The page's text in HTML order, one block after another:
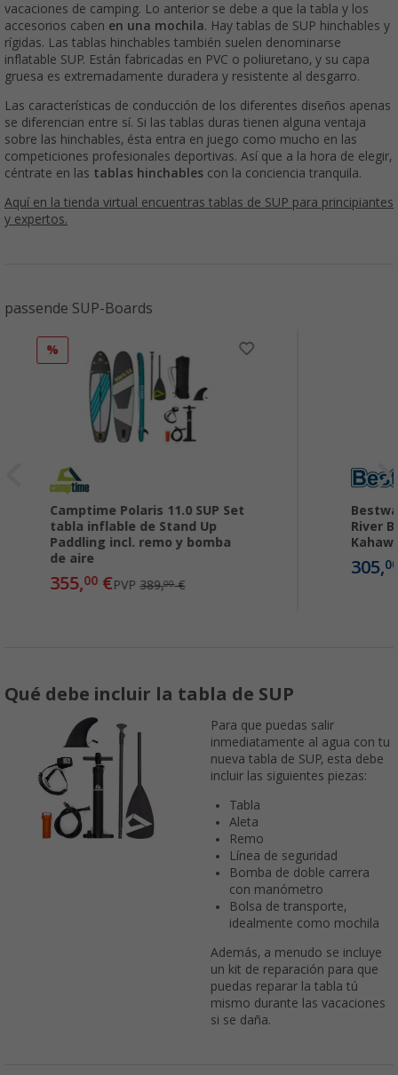
vacaciones de camping. Lo anterior se debe a que la tabla y los
accesorios caben en una mochila. Hay tablas de SUP hinchables y
rígidas. Las tablas hinchables también suelen denominarse
inflatable SUP. Están fabricadas en PVC o poliuretano, y su capa
gruesa es extremadamente duradera y resistente al desgarro.
Las características de conducción de los diferentes diseños apenas
se diferencian entre sí. Si las tablas duras tienen alguna ventaja
sobre las hinchables, ésta entra en juego como mucho en las
competiciones profesionales deportivas. Así que a la hora de elegir,
céntrate en las tablas hinchables con la conciencia tranquila.
Aquí en la tienda virtual encuentras tablas de SUP para principiantes
y expertos.
passende SUP-Boards
%
Camptime Polaris 11.0 SUP Set
tabla inflable de Stand Up
Paddling incl. remo y bomba
de aire
355,00 €PVP389,00€
River
305,
Qué debe incluir la tabla de SUP
Para que puedas salir
inmediatamente al agua con tu
nueva tabla de SUP, esta debe
incluir las siguientes piezas:
Tabla
Aleta
Remo
Línea de seguridad
Bomba de doble carrera
con manómetro
Bolsa de transporte,
idealmente como mochila
Además, a menudo se incluye
un kit de reparación para que
puedas reparar la tabla tú
mismo durante las vacaciones
si se daña.